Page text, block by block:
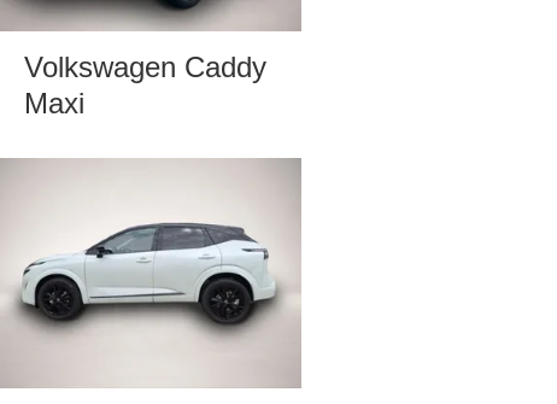
Volkswagen Caddy
Maxi